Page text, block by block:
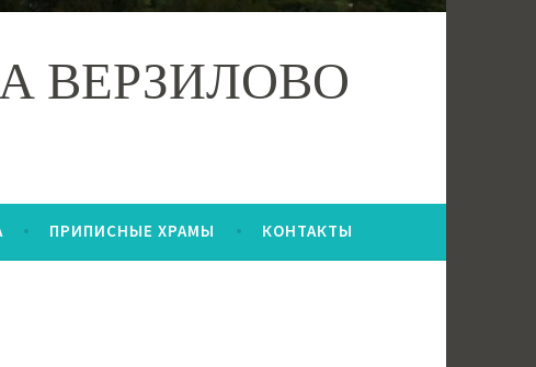
ВЕРЗИЛОВО
ПРИПИСНЫЕ ХРАМЫ КОНТАКТЫ